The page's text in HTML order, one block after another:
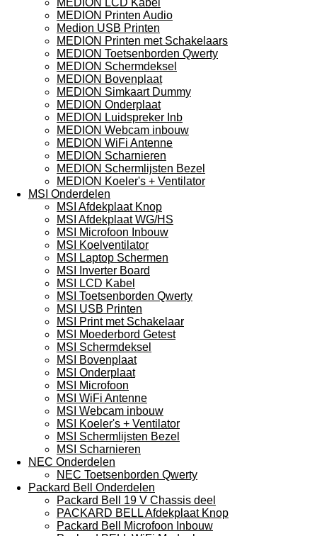
MEDION LCD Kabel
MEDION Printen Audio
Medion USB Printen
MEDION Printen met Schakelaars
MEDION Toetsenborden Qwerty
MEDION Schermdeksel
MEDION Bovenplaat
MEDION Simkaart Dummy
MEDION Onderplaat
MEDION Luidspreker Inb
MEDION Webcam inbouw
MEDION WiFi Antenne
MEDION Scharnieren
MEDION Schermlijsten Bezel
MEDION Koeler's + Ventilator
MSI Onderdelen
MSI Afdekplaat Knop
MSI Afdekplaat WG/HS
MSI Microfoon Inbouw
MSI Koelventilator
MSI Laptop Schermen
MSI Inverter Board
MSI LCD Kabel
MSI Toetsenborden Qwerty
MSI USB Printen
MSI Print met Schakelaar
MSI Moederbord Getest
MSI Schermdeksel
MSI Bovenplaat
MSI Onderplaat
MSI Microfoon
MSI WiFi Antenne
MSI Webcam inbouw
MSI Koeler's + Ventilator
MSI Schermlijsten Bezel
MSI Scharnieren
NEC Onderdelen
NEC Toetsenborden Qwerty
Packard Bell Onderdelen
Packard Bell 19 V Chassis deel
PACKARD BELL Afdekplaat Knop
Packard Bell Microfoon Inbouw